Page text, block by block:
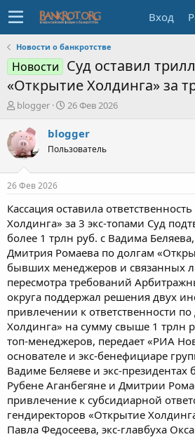
Вход
Новости о банкротстве
Новости Суд оставил
«Открытие Холдинга» за
А
т
о
р
е
м
ы
blogger
Д
т
а
н
л
26 Фев 2026
blogger
Пользователь
26 Фев 2026
Кассация оставила
Холдинга» за 3 экс-топами Суд
более 1 трлн руб. с Вадима
Дмитрия Ромаева по долгам
бывших менеджеров и связанных
пересмотра требований
округа поддержал решения двух
привлечении к ответственности
Холдинга» на сумму свыше 1 трлн
топ-менеджеров, передает «РИА
основателе и экс-бенефициаре
Вадиме Беляеве и экс-президентах
Рубене Аганбегяне и Дмитрии
привлечение к субсидиарной
гендиректоров «Открытие
Павла Федосеева, экс-главбуха